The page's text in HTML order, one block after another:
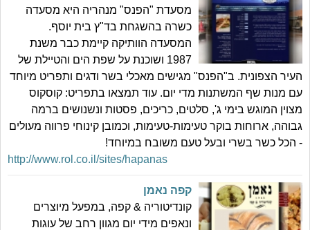
מסעדת "הפנס" מנהריה היא מסעדה
כשרה בהשגחת בד"ץ בית יוסף.
המסעדה הוותיקה קיימת כבר משנת
1987 ושוכנת על שפת הים והטיילת של
העיר הצפונית. ב"הפנס" מגישים מאכלי בשר ודגים ותפריט מיוחד
עם מנות שף המשתנות מדי יום. עוד תמצאו בתפריט: קוסקוס
מצוין המוגש בימי ג', סלטים, כריכים, פסטות ונשנושים ברמה
גבוהה, ארוחות בוקר טעימות-טעימות, וכמובן קינוחי פרווה מעולים
- הכל כשר בשרי ובעל טעם משובח במיוחד!
http://www.rol.co.il/sites/hapanas
קפה נאמן
קונדיטוריה & קפה, במפעל מיוצרים
ונאפים מידי יום מגוון רחב של עוגות